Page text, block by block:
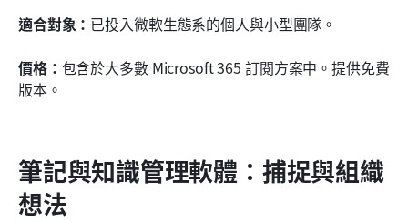
適合對象： 已投入微軟生態系的個人與小型團隊。
價格： 包含於大多數 Microsoft 365 訂閱方案中。提供免費
版本。
筆記與知識管理軟體：捕捉與組織
想法